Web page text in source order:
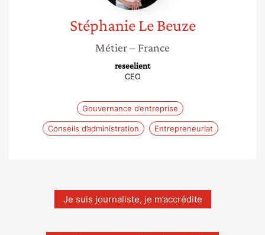
Stéphanie Le Beuze
Métier– France
reseelient
CEO
Gouvernance d’entreprise
Conseils d’administration Entrepreneuriat
Je suis journaliste, je m’accrédite